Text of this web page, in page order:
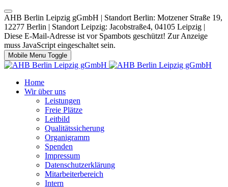
AHB Berlin Leipzig gGmbH | Standort Berlin: Motzener Straße 19,
12277 Berlin | Standort Leipzig: Jacobstraße4, 04105 Leipzig |
Diese E-Mail-Adresse ist vor Spambots geschützt! Zur Anzeige
muss JavaScript eingeschaltet sein.
Mobile Menu Toggle
Home
Wir über uns
Leistungen
Freie Plätze
Leitbild
Qualitätssicherung
Organigramm
Spenden
Impressum
Datenschutzerklärung
Mitarbeiterbereich
Intern